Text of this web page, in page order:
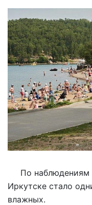
По наблюдениям
Иркутске стало
влажных.